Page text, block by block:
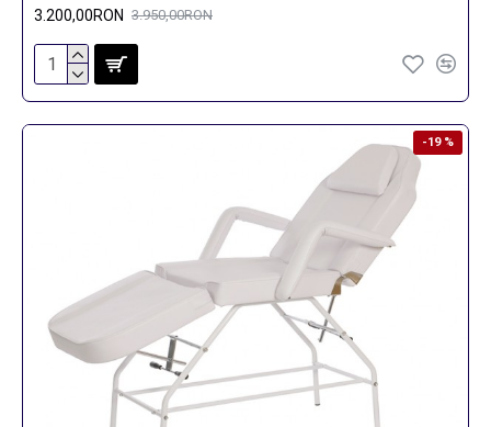
3.200,00RON 3.950,00RON
-19 %